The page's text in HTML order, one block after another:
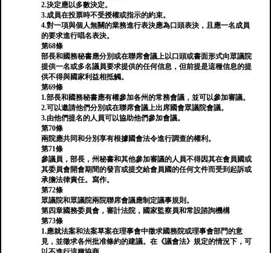
2.決定應以多數決定。
3.成員在投票時不受授權或指示的約束。
4.對一項與個人無關的業務進行表決應為口頭表決，且應一名成員
的要求進行唱名表決。
第68條
部長和國務秘書應分別或在聯席會議上以口頭或書面形式向眾議院
提供一名或多名議員要求提供的任何信息，但前提是這種信息的提
供不得與國家利益相抵觸。
第69條
1.部長和國務秘書應有權參加各州的常務會議，並可以參加審議。
2.可以邀請他們分別或在聯席會議上出席國會眾議院會議。
3.由他們提名的人員可以協助他們參加會議。
第70條
兩院應共同和分別享有根據國會法令進行調查的權利。
第71條
參議員，部長，州秘書和其他參加審議的人員不得因其在會員國或
其委員會開會期間的發言或提交給會員國的任何文件而受到起訴或
承擔法律責任。寫作。
第72條
眾議院和眾議院兩院聯席會議應制定議事規則。
第四章國務委員會，審計法院，國家監察員和常設諮詢機構
第73條
1.應就法案和法案草案在理事會中徵求國務院或理事會部門的意
見，並徵求各州批准條約的建議。在《議會法》規定的情況下，可